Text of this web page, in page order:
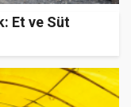
Et ve Süt